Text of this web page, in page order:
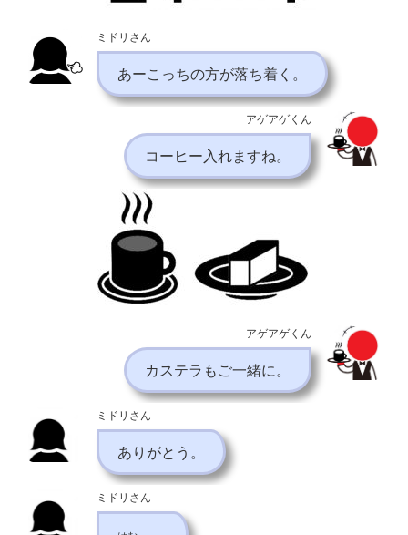
ミドリさん
あーこっちの方が落ち着く。
アゲアゲくん
コーヒー入れますね。
アゲアゲくん
カステラもご一緒に。
ミドリさん
ありがとう。
ミドリさん